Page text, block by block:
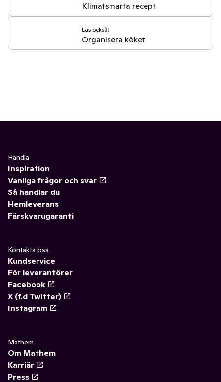
Klimatsmarta recept
Läs också:
Organisera köket
Handla
Inspiration
Vanliga frågor och svar
Så handlar du
Hemleverans
Färskvarugaranti
Kontakta oss
Kundservice
För leverantörer
Facebook
X (f.d Twitter)
Instagram
Mathem
Om Mathem
Karriär
Press